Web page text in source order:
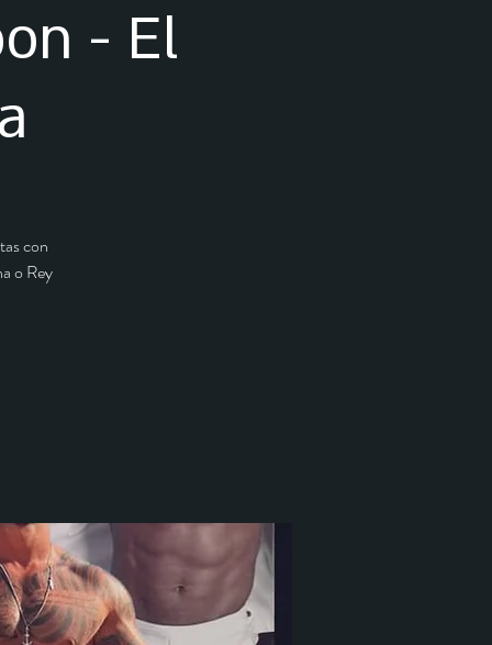
- El
con
o Rey